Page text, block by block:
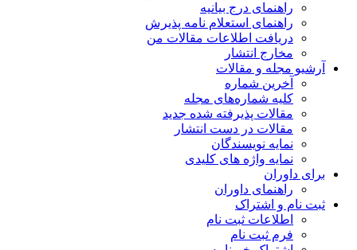
راهنمای درج بیانیه
راهنمای استعلام نامه پذیرش
دریافت اطلاعات مقالات من
مخارج انتشار
آرشیو مجله و مقالات
آخرین شماره
کلیه شماره‌های مجله
مقالات پذیرفته شده جدید
مقالات در دست انتشار
نمایه نویسندگان
نمایه واژه های کلیدی
برای داوران
راهنمای داوران
ثبت نام و اشتراک
اطلاعات ثبت نام
فرم ثبت نام